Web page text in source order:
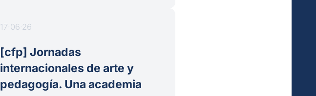
17·06·26
[cfp] Jornadas
internacionales de arte y
pedagogía. Una academia